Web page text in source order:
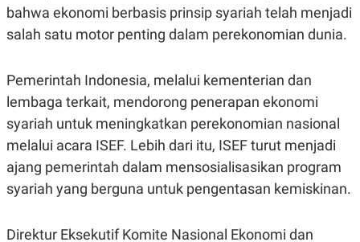
bahwa ekonomi berbasis prinsip syariah telah menjadi
salah satu motor penting dalam perekonomian dunia.
Pemerintah Indonesia, melalui kementerian dan
lembaga terkait, mendorong penerapan ekonomi
syariah untuk meningkatkan perekonomian nasional
melalui acara ISEF. Lebih dari itu, ISEF turut menjadi
ajang pemerintah dalam mensosialisasikan program
syariah yang berguna untuk pengentasan kemiskinan.
Direktur Eksekutif Komite Nasional Ekonomi dan